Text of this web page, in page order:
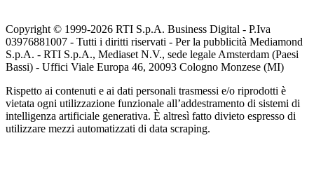
Copyright © 1999-2026 RTI S.p.A. Business Digital - P.Iva
03976881007 - Tutti i diritti riservati - Per la pubblicità Mediamond
S.p.A. - RTI S.p.A., Mediaset N.V., sede legale Amsterdam (Paesi
Bassi) - Uffici Viale Europa 46, 20093 Cologno Monzese (MI)
Rispetto ai contenuti e ai dati personali trasmessi e/o riprodotti è
vietata ogni utilizzazione funzionale all’addestramento di sistemi di
intelligenza artificiale generativa. È altresì fatto divieto espresso di
utilizzare mezzi automatizzati di data scraping.